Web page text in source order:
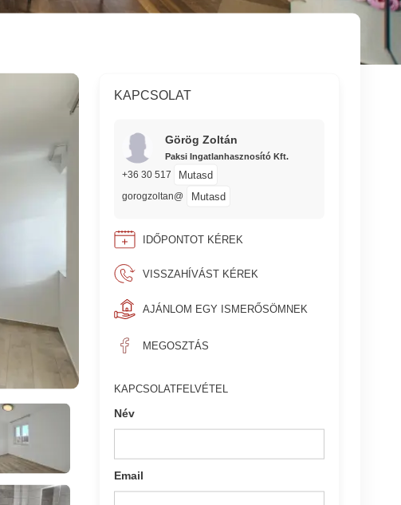
KAPCSOLAT
Görög Zoltán
Paksi Ingatlanhasznosító Kft.
+36 30 517 Mutasd
gorogzoltan@ Mutasd
IDŐPONTOT KÉREK
VISSZAHÍVÁST KÉREK
AJÁNLOM EGY ISMERŐSÖMNEK
MEGOSZTÁS
KAPCSOLATFELVÉTEL
Név
Email